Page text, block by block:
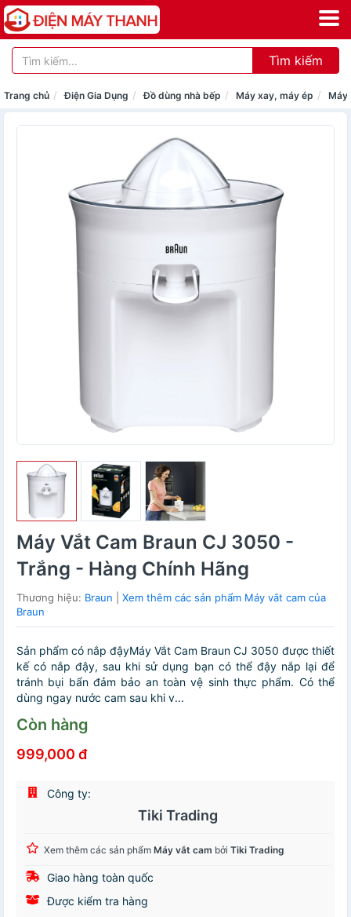
Tìm kiếm
Trang chủ Điện Gia Dụng Đồ dùng nhà bếp Máy xay, máy ép Máy
Máy Vắt Cam Braun CJ 3050 -
Trắng - Hàng Chính Hãng
Thương hiệu: Braun
Xem thêm các sản phẩm Máy vắt cam của
Braun
Sản phẩm có nắp đậyMáy Vắt Cam Braun CJ 3050 được thiết
kế có nắp đậy, sau khi sử dụng bạn có thể đậy nắp lại để
tránh bụi bẩn đảm bảo an toàn vệ sinh thực phẩm. Có thể
dùng ngay nước cam sau khi v...
Còn hàng
999,000 đ
Công ty:
Tiki Trading
Xem thêm các sản phẩm Máy vắt cam bởi Tiki Trading
Giao hàng toàn quốc
Được kiểm tra hàng